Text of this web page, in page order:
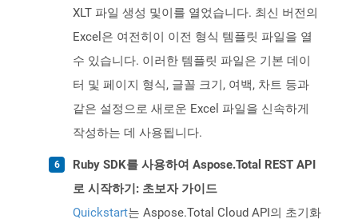
XLT 파일 생성 및이를 열었습니다. 최신 버전의
Excel은 여전히이 이전 형식 템플릿 파일을 열
수 있습니다. 이러한 템플릿 파일은 기본 데이
터 및 페이지 형식, 글꼴 크기, 여백, 차트 등과
같은 설정으로 새로운 Excel 파일을 신속하게
작성하는 데 사용됩니다.
Ruby SDK를 사용하여 Aspose.Total REST API
로 시작하기: 초보자 가이드
Quickstart는 Aspose.Total Cloud API의 초기화